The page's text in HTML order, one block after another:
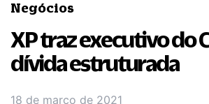
Negócios
​XP traz executivo do
dívida estruturada
18 de março de 2021